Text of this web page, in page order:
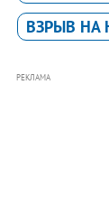
ВЗРЫВ НА
РЕКЛАМА